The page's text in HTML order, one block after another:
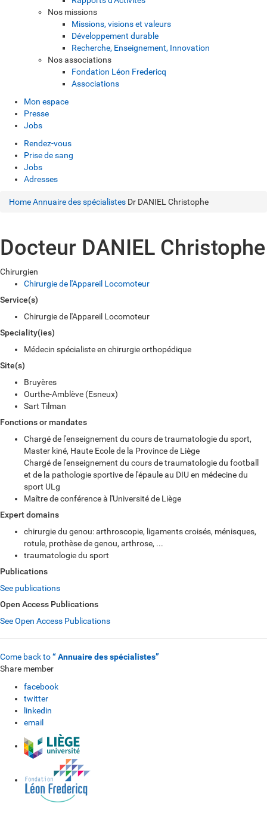
Nos missions
Missions, visions et valeurs
Développement durable
Recherche, Enseignement, Innovation
Nos associations
Fondation Léon Fredericq
Associations
Mon espace
Presse
Jobs
Rendez-vous
Prise de sang
Jobs
Adresses
HomeAnnuaire des spécialistes Dr DANIEL Christophe
Docteur DANIEL Christophe
Chirurgien
Chirurgie de l'Appareil Locomoteur
Service(s)
Chirurgie de l'Appareil Locomoteur
Speciality(ies)
Médecin spécialiste en chirurgie orthopédique
Site(s)
Bruyères
Ourthe-Amblève (Esneux)
Sart Tilman
Fonctions or mandates
Chargé de l'enseignement du cours de traumatologie du sport,
Master kiné, Haute Ecole de la Province de Liège
Chargé de l'enseignement du cours de traumatologie du football
et de la pathologie sportive de l'épaule au DIU en médecine du
sport ULg
Maître de conférence à l'Université de Liège
Expert domains
chirurgie du genou: arthroscopie, ligaments croisés, ménisques,
rotule, prothèse de genou, arthrose, ...
traumatologie du sport
Publications
See publications
Open Access Publications
See Open Access Publications
Come back to“ Annuaire des spécialistes”
Share member
facebook
twitter
linkedin
email